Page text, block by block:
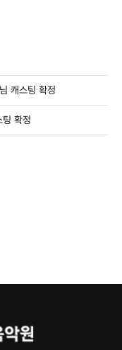
캐스팅 확정
확정